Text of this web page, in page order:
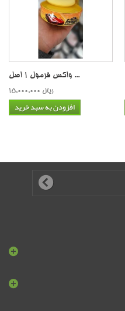
واکس فرمول 1 اصل ...
15,000,000 ریال
افزودن به سبد خرید